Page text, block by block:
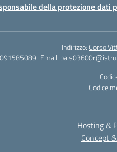
della protezione dati
Indirizzo: Corso
Email:
Codice
Hosting &
Concept